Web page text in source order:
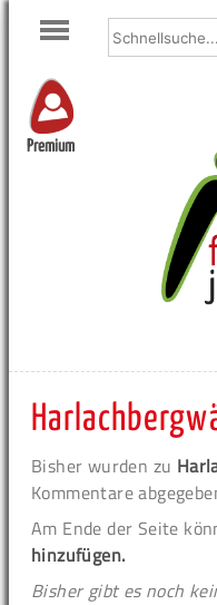
Premium
Bisher wurden zu
Kommentare
Am Ende der Seite
hinzufügen.
Bisher gibt es noch